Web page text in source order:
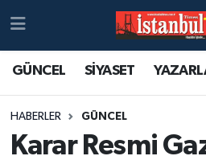
GÜNCEL SİYASET
HABERLER GÜNCEL
Karar Resmi